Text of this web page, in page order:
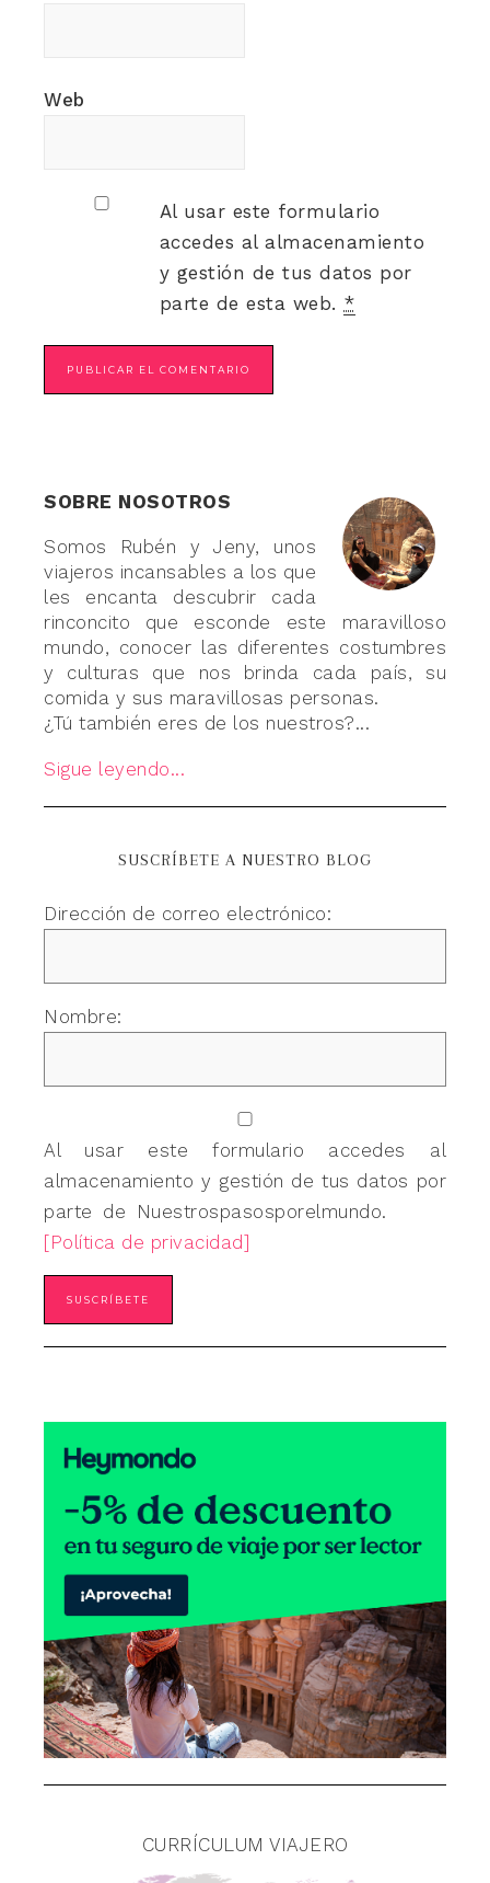
Web
Al usar este formulario
accedes al almacenamiento
y gestión de tus datos por
parte de esta web. *
SOBRE NOSOTROS
Somos Rubén y Jeny, unos
viajeros incansables a los que
les encanta descubrir cada
rinconcito que esconde este maravilloso
mundo, conocer las diferentes costumbres
y culturas que nos brinda cada país, su
comida y sus maravillosas personas.
¿Tú también eres de los nuestros?...
Sigue leyendo...
SUSCRÍBETE A NUESTRO BLOG
Dirección de correo electrónico:
Nombre:
Al usar este formulario accedes al
almacenamiento y gestión de tus datos por
parte de Nuestrospasosporelmundo.
[Política de privacidad]
CURRÍCULUM VIAJERO